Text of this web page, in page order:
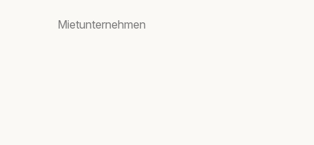
Mietunternehmen